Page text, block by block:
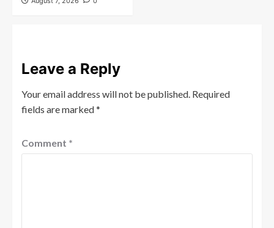
Leave a Reply
Your email address will not be published. Required
fields are marked*
Comment *